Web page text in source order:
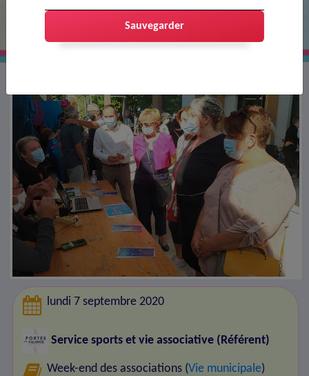
lundi 7 septembre 2020
Service sports et vie associative (Référent)
Week-end des associations (Vie municipale)
Sauvegarder